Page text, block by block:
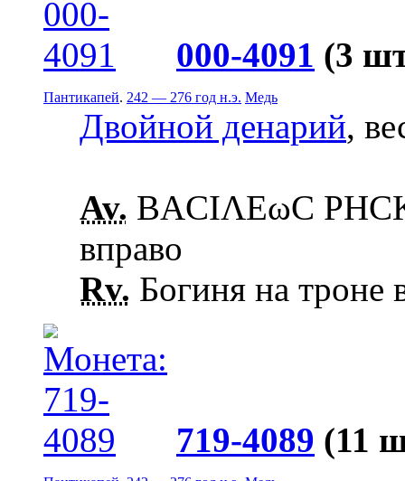
000-4091 (3
Пантикапей. 242 — 276 год н.э. Медь
Двойной денарий,
Av. ΒΑCΙΛΕωC
вправо
Rv. Богиня на троне
719-4089 (11